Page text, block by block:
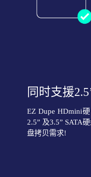
同时支援
EZ Dupe HDmini
2.5” 及3.5” SATA
盘拷贝需求!